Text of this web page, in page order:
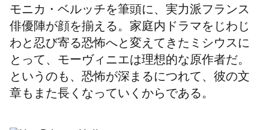
モニカ・ベルッチを筆頭に、実力派フランス
俳優陣が顔を揃える。家庭内ドラマをじわじ
わと忍び寄る恐怖へと変えてきたミシウスに
とって、モーヴィニエは理想的な原作者だ。
というのも、恐怖が深まるにつれて、彼の文
章もまた長くなっていくからである。